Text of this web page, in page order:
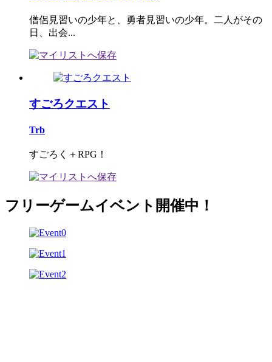
僧侶見習いの少年と、勇者見習いの少年。二人がその
日、出会...
すごろクエスト
Trb
すごろく＋RPG！
フリーゲームイベント開催中！